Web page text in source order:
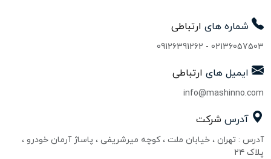
شماره های ارتباطی
02136057503
-
09126391262
ایمیل های ارتباطی
info@mashinno.com
آدرس شرکت
آدرس : تهران ، خیابان ملت ، کوچه میرشریفی ، پاساژ آرمان خودرو ،
پلاک ۲۴